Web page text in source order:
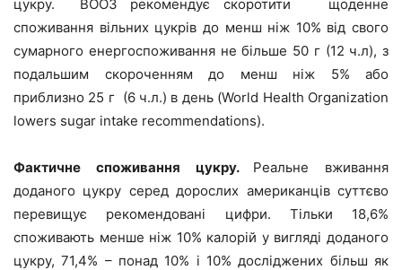
цукру. ВООЗ рекомендує скоротити щоденне
споживання вільних цукрів до менш ніж 10% від свого
сумарного енергоспоживання не більше 50 г (12 ч.л), з
подальшим скороченням до менш ніж 5% або
приблизно 25 г (6 ч.л.) в день (World Health Organization
lowers sugar intake recommendations).
Фактичне споживання цукру. Реальне вживання
доданого цукру серед дорослих американців суттєво
перевищує рекомендовані цифри. Тільки 18,6%
споживають менше ніж 10% калорій у вигляді доданого
цукру, 71,4% – понад 10% і 10% досліджених більш як